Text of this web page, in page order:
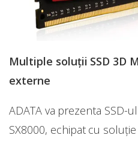
Multiple soluții SSD 3D
externe
ADATA va prezenta SSD-
SX8000, echipat cu